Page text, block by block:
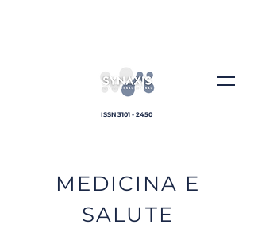
ISSN 3101 - 2450
MEDICINA E
SALUTE